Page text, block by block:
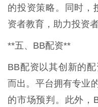
的投资策略。同时，
资者教育，助力投资
**五、BB配资**
BB配资以其创新的
而出。平台拥有专业
的市场预判。此外，